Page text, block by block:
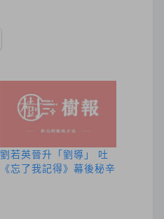
劉若英晉升「劉導」 吐
《忘了我記得》幕後秘辛